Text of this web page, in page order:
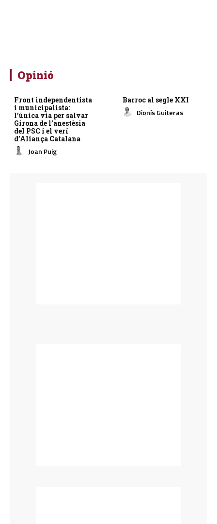
Opinió
Front independentista
i municipalista:
l’única via per salvar
Girona de l’anestèsia
del PSC i el verí
d’Aliança Catalana
Joan Puig
Barroc al segle XXI
Dionís Guiteras